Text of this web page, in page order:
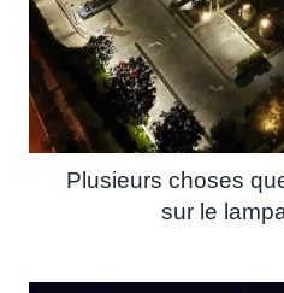
Plusieurs choses
sur le